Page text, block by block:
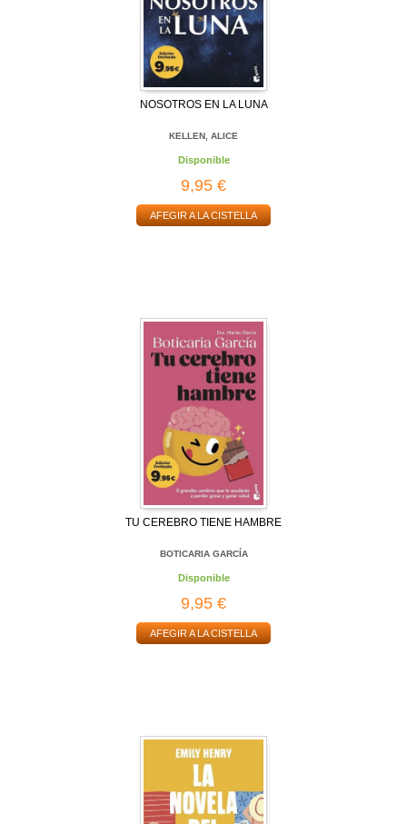
NOSOTROS EN LA LUNA
KELLEN, ALICE
Disponible
9,95 €
AFEGIR A LA CISTELLA
TU CEREBRO TIENE HAMBRE
BOTICARIA GARCÍA
Disponible
9,95 €
AFEGIR A LA CISTELLA